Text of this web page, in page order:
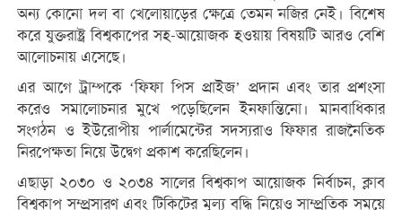
অন্য কোনো দল বা খেলোয়াড়ের ক্ষেত্রে তেমন নজির নেই। বিশেষ
করে যুক্তরাষ্ট্র বিশ্বকাপের সহ-আয়োজক হওয়ায় বিষয়টি আরও বেশি
আলোচনায় এসেছে।
এর আগে ট্রাম্পকে ‘ফিফা পিস প্রাইজ’ প্রদান এবং তার প্রশংসা
করেও সমালোচনার মুখে পড়েছিলেন ইনফান্তিনো। মানবাধিকার
সংগঠন ও ইউরোপীয় পার্লামেন্টের সদস্যরাও ফিফার রাজনৈতিক
নিরপেক্ষতা নিয়ে উদ্বেগ প্রকাশ করেছিলেন।
এছাড়া ২০৩০ ও ২০৩৪ সালের বিশ্বকাপ আয়োজক নির্বাচন, ক্লাব
বিশ্বকাপ সম্প্রসারণ এবং টিকিটের মূল্য বৃদ্ধি নিয়েও সাম্প্রতিক সময়ে